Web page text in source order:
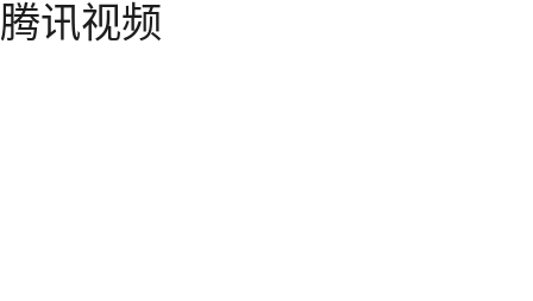
腾讯视频